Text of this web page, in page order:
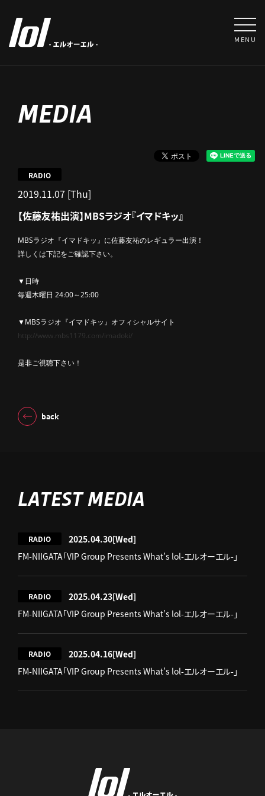
MENU
MEDIA
2019.11.07 [Thu]
RADIO
【佐藤友祐出演】MBSラジオ『イマドキッ』
MBSラジオ『イマドキッ』に佐藤友祐のレギュラー出演！
詳しくは下記をご確認下さい。
▼日時
毎週木曜日 24:00～25:00
▼MBSラジオ『イマドキッ』オフィシャルサイト
http://www.mbs1179.com/imadoki/
是非ご視聴下さい！
back
LATEST MEDIA
RADIO 2025.04.30[Wed]
FM-NIIGATA「VIP Group Presents What’s lol-エルオーエル-」
RADIO 2025.04.23[Wed]
FM-NIIGATA「VIP Group Presents What’s lol-エルオーエル-」
RADIO 2025.04.16[Wed]
FM-NIIGATA「VIP Group Presents What’s lol-エルオーエル-」